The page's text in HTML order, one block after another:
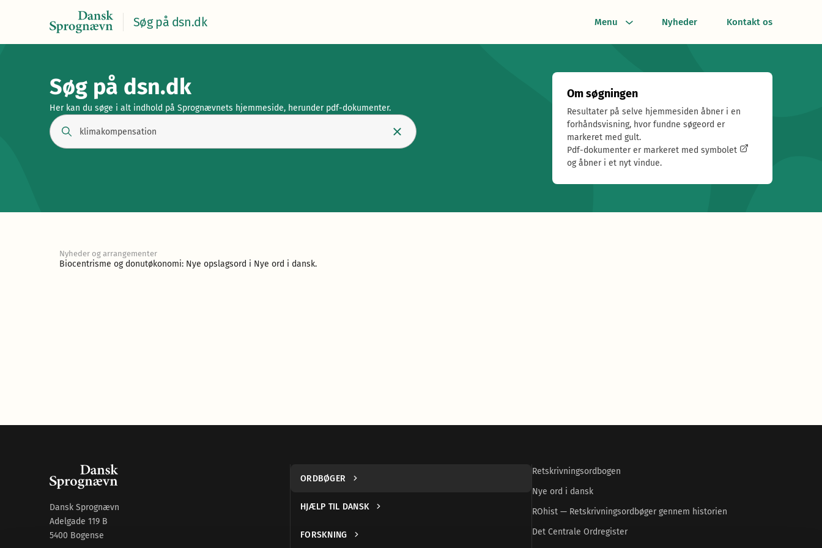
Søg på dsn.dk Menu Nyheder Kontakt os
Søg på dsn.dk
Her kan du søge i alt indhold på Sprognævnets hjemmeside, herunder pdf-dokumenter.
Om søgningen
Resultater på selve hjemmesiden åbner i en
forhåndsvisning, hvor fundne søgeord er
markeret med gult.
Pdf-dokumenter er markeret med symbolet
og åbner i et nyt vindue.
Nyheder og arrangementer
Biocentrisme og donutøkonomi: Nye opslagsord i Nye ord i dansk.
Dansk Sprognævn
Adelgade 119 B
5400 Bogense
ORDBØGER
HJÆLP TIL DANSK
FORSKNING
Retskrivningsordbogen
Nye ord i dansk
ROhist — Retskrivningsordbøger gennem historien
Det Centrale Ordregister